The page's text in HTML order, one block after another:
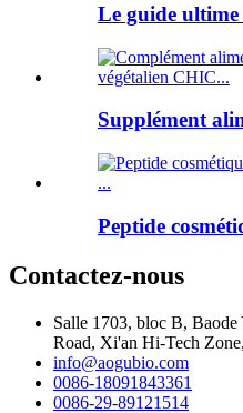
Le guide
Supplément
Peptide
Contactez-nous
Salle 1703, bloc B,
Road, Xi'an Hi-Tech
info@aogubio.com
0086-18091843361
0086-29-89121514